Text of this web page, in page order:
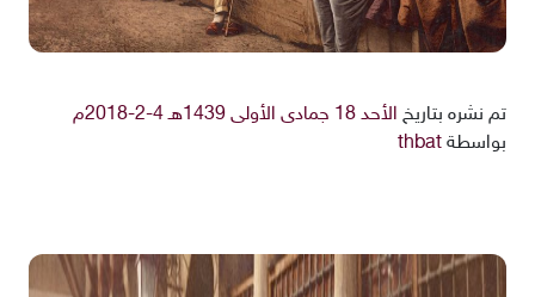
تم نشره بتاريخ الأحد 18 جمادى الأولى 1439هـ 4-2-2018م
بواسطة thbat